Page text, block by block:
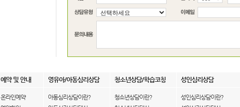
예약 및 안내 영유아/아동심리상담 청소년상담/학습코칭 성인심리상담
온라인예약
아동심리상담이란?
청소년상담이란?
성인심리상담이란?